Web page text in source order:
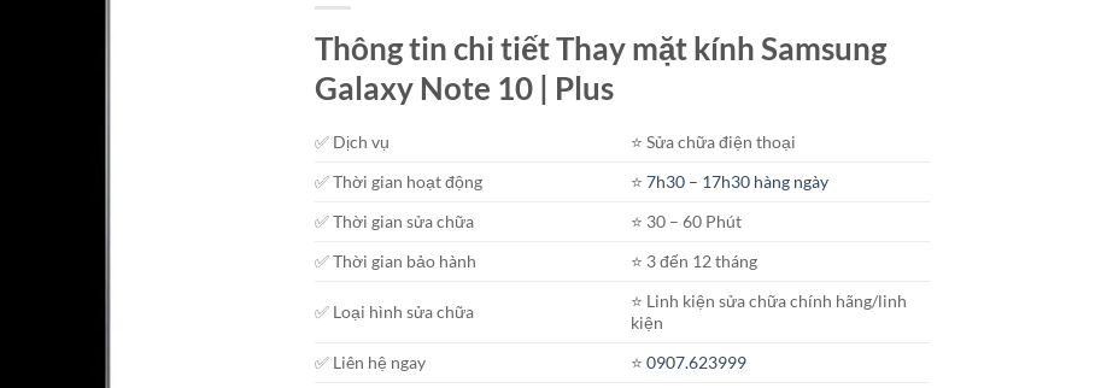
Thông tin chi tiết Thay mặt kính Samsung
Galaxy Note 10 | Plus
✅ Dịch vụ
⭐️ Sửa chữa điện thoại
✅ Thời gian hoạt động
⭐️7h30 – 17h30 hàng ngày
✅ Thời gian sửa chữa
⭐️ 30 – 60 Phút
✅ Thời gian bảo hành
⭐️ 3 đến 12 tháng
✅ Loại hình sửa chữa
⭐️ Linh kiện sửa chữa chính hãng/linh
kiện
✅ Liên hệ ngay
⭐️0907.623999